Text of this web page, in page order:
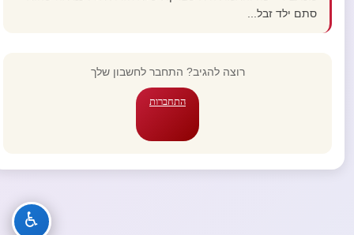
סתם ילד זבל...
רוצה להגיב? התחבר לחשבון שלך
התחברות
♿